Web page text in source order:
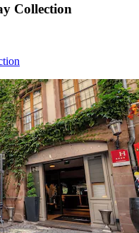
Collection